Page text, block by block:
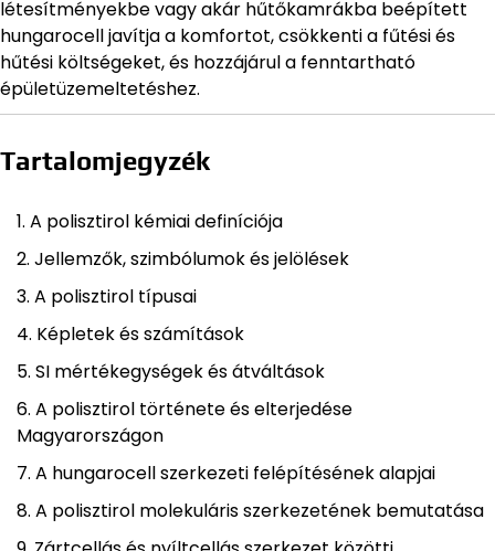
létesítményekbe vagy akár hűtőkamrákba beépített
hungarocell javítja a komfortot, csökkenti a fűtési és
hűtési költségeket, és hozzájárul a fenntartható
épületüzemeltetéshez.
Tartalomjegyzék
A polisztirol kémiai definíciója
Jellemzők, szimbólumok és jelölések
A polisztirol típusai
Képletek és számítások
SI mértékegységek és átváltások
A polisztirol története és elterjedése
Magyarországon
A hungarocell szerkezeti felépítésének alapjai
A polisztirol molekuláris szerkezetének bemutatása